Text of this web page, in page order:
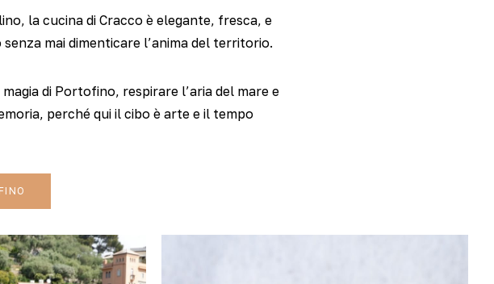
la cucina di Cracco è elegante, fresca, e
mai dimenticare l’anima del territorio.
di Portofino, respirare l’aria del mare e
perché qui il cibo è arte e il tempo